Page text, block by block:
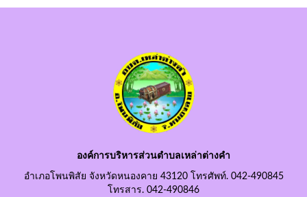
องค์การบริหารส่วนตำบลเหล่าต่างคำ
อำเภอโพนพิสัย จังหวัดหนองคาย 43120 โทรศัพท์. 042-490845
โทรสาร. 042-490846